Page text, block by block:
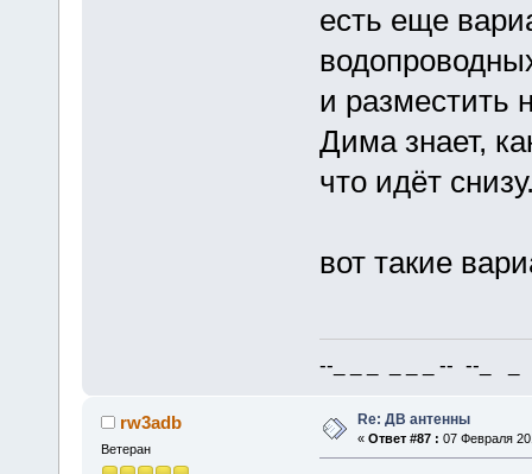
есть еще
и разместить
Дима знает,
что идёт
вот такие
--_ _ _ _ _ _ -- --_ _
rw3adb
Ветеран
Re: ДВ антенны
« Ответ #87 : 07 Февраля